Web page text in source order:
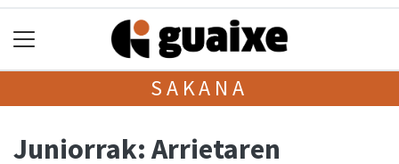
SAKANA
Juniorrak: Arrietaren